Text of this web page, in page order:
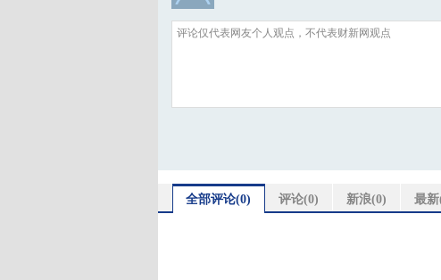
全部评论(0) 评论(0) 新浪(0) 最新